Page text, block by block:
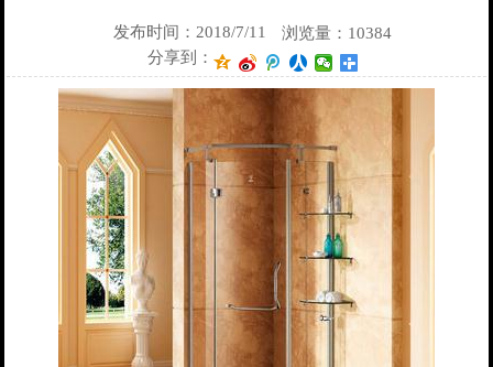
发布时间：2018/7/11
浏览量：10384
分享到：